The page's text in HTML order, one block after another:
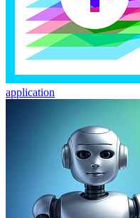
application